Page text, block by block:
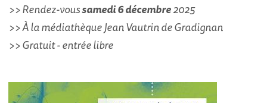
>> Rendez-voussamedi 6 décembre2025
>> À la médiathèque Jean Vautrin de Gradignan
>> Gratuit - entrée libre